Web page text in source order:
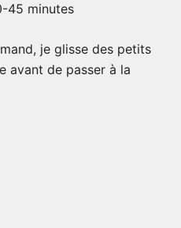
45 minutes
je glisse des petits
avant de passer à la